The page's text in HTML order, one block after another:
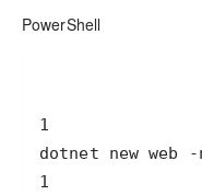
PowerShell